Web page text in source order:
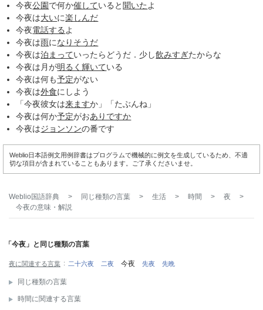
今夜公園で何か催していると 聞いたよ
今夜は大いに楽しんだ
今夜電話するよ
今夜は雨になりそうだ
今夜は泊まっていったらどうだ．少し飲みすぎたからな
今夜は月が明るく輝いている
今夜は何も予定がない
今夜は外食にしよう
「今夜彼女は来ますか」「たぶんね」
今夜は何か予定がおありですか
今夜はジョンソンの番です
Weblio日本語例文用例辞書はプログラムで機械的に例文を生成しているため、不適
切な項目が含まれていることもあります。ご了承くださいませ。
Weblio国語辞典 > 同じ種類の言葉 > 生活 > 時間 > 夜
>
今夜の意味・解説
「今夜」と同じ種類の言葉
夜に関連する言葉 二十六夜 二夜 今夜 先夜 先晩
同じ種類の言葉
時間に関連する言葉